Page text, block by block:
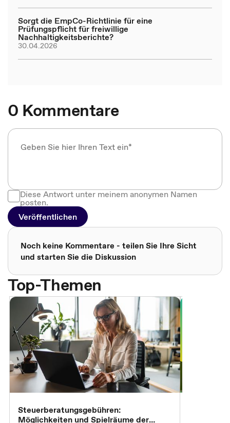
Sorgt die EmpCo-Richtlinie für eine
Prüfungspflicht für freiwillige
Nachhaltigkeitsberichte?
30.04.2026
0 Kommentare
Diese Antwort unter meinem anonymen Namen
posten.
Veröffentlichen
Noch keine Kommentare - teilen Sie Ihre Sicht
und starten Sie die Diskussion
Top-Themen
Steuerberatungsgebühren:
Möglichkeiten und Spielräume der